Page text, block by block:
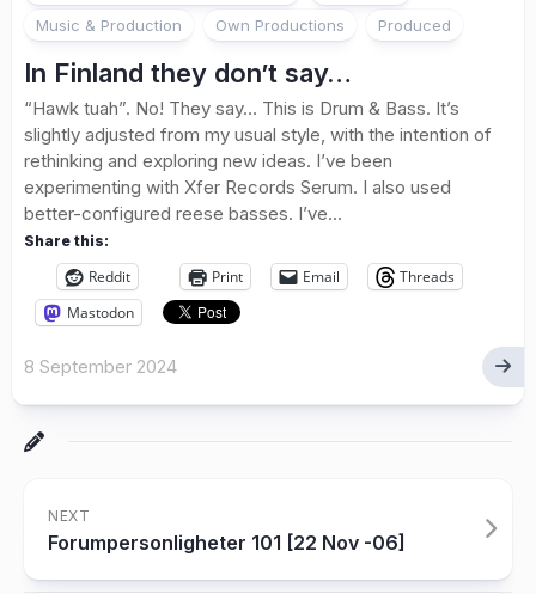
Music & Production
Own Productions Produced
In Finland they don’t say…
“Hawk tuah”. No! They say… This is Drum & Bass. It’s
slightly adjusted from my usual style, with the intention of
rethinking and exploring new ideas. I’ve been
experimenting with Xfer Records Serum. I also used
better-configured reese basses. I’ve...
Share this:
Reddit Print Email
Threads
Mastodon
8 September 2024
NEXT
Forumpersonligheter 101 [22 Nov -06]